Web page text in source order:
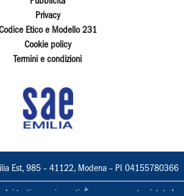
Privacy
Etico e Modello 231
Cookie policy
Termini e condizioni
Est, 985 – 41122, Modena – PI 04155780366
testi sono riservati. È espressamente vietata la